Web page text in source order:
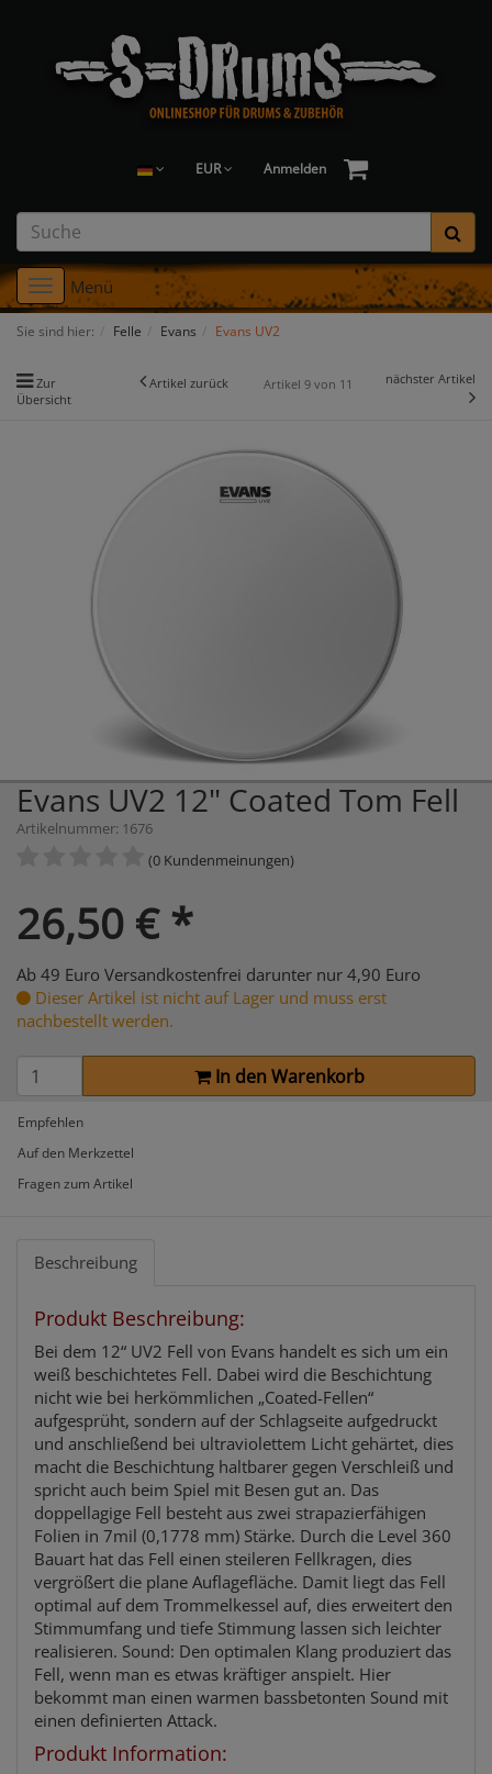
EUR Anmelden
Toggle
navigation
Menü
Sie sind hier: Felle Evans Evans UV2
Zur
Übersicht
Artikel zurück Artikel 9 von 11 nächster Artikel
Evans UV2 12" Coated Tom Fell
Artikelnummer: 1676
(0 Kundenmeinungen)
26,50 € *
Ab 49 Euro Versandkostenfrei darunter nur 4,90 Euro
Dieser Artikel ist nicht auf Lager und muss erst
nachbestellt werden.
In den Warenkorb
Empfehlen
Auf den Merkzettel
Fragen zum Artikel
Beschreibung
Produkt Beschreibung:
Bei dem 12“ UV2 Fell von Evans handelt es sich um ein
weiß beschichtetes Fell. Dabei wird die Beschichtung
nicht wie bei herkömmlichen „Coated-Fellen“
aufgesprüht, sondern auf der Schlagseite aufgedruckt
und anschließend bei ultraviolettem Licht gehärtet, dies
macht die Beschichtung haltbarer gegen Verschleiß und
spricht auch beim Spiel mit Besen gut an. Das
doppellagige Fell besteht aus zwei strapazierfähigen
Folien in 7mil (0,1778 mm) Stärke. Durch die Level 360
Bauart hat das Fell einen steileren Fellkragen, dies
vergrößert die plane Auflagefläche. Damit liegt das Fell
optimal auf dem Trommelkessel auf, dies erweitert den
Stimmumfang und tiefe Stimmung lassen sich leichter
realisieren. Sound: Den optimalen Klang produziert das
Fell, wenn man es etwas kräftiger anspielt. Hier
bekommt man einen warmen bassbetonten Sound mit
einen definierten Attack.
Produkt Information: